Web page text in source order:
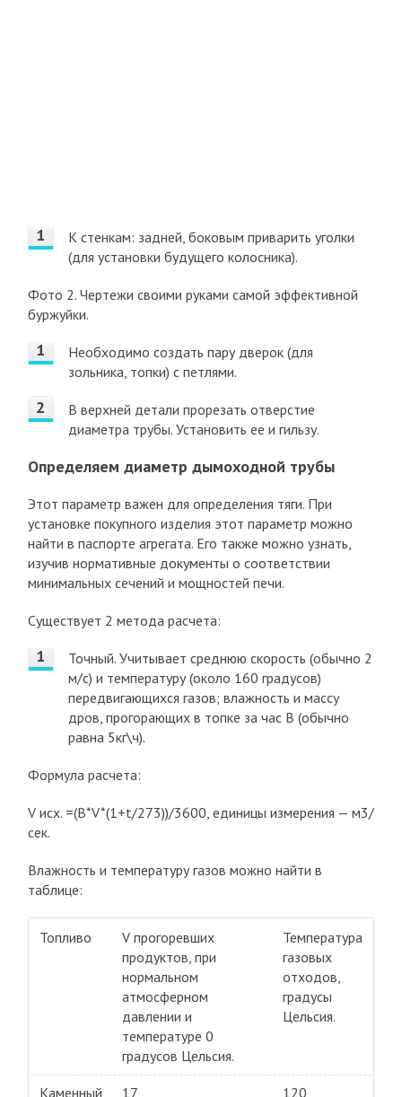
К стенкам: задней, боковым приварить уголки
(для установки будущего колосника).
Фото 2. Чертежи своими руками самой эффективной
буржуйки.
Необходимо создать пару дверок (для
зольника, топки) с петлями.
В верхней детали прорезать отверстие
диаметра трубы. Установить ее и гильзу.
Определяем диаметр дымоходной трубы
Этот параметр важен для определения тяги. При
установке покупного изделия этот параметр можно
найти в паспорте агрегата. Его также можно узнать,
изучив нормативные документы о соответствии
минимальных сечений и мощностей печи.
Существует 2 метода расчета:
Точный. Учитывает среднюю скорость (обычно 2
м/с) и температуру (около 160 градусов)
передвигающихся газов; влажность и массу
дров, прогорающих в топке за час В (обычно
равна 5кг\ч).
Формула расчета:
V исх. =(B*V*(1+t/273))/3600, единицы измерения — м3/
сек.
Влажность и температуру газов можно найти в
таблице:
Топливо
V прогоревших
продуктов, при
нормальном
атмосферном
давлении и
температуре 0
градусов Цельсия.
Температура
газовых
отходов,
градусы
Цельсия.
Каменный 17 120